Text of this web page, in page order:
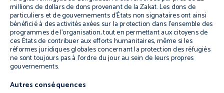
millions de dollars de dons provenant de la Zakat. Les dons de
particuliers et de gouvernements d’États non signataires ont ainsi
bénéficié à des activités axées sur la protection dans l’ensemble des
programmes de l’organisation, tout en permettant aux citoyens de
ces États de contribuer aux efforts humanitaires, même si les
réformes juridiques globales concernant la protection des réfugiés
ne sont toujours pas à l’ordre du jour au sein de leurs propres
gouvernements.
Autres conséquences